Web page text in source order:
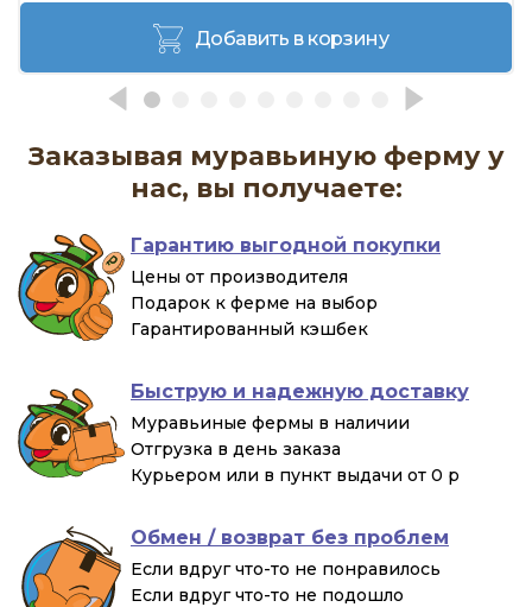
Добавить в корзину
Заказывая муравьиную ферму у
нас, вы получаете:
Гарантию выгодной покупки
Цены от производителя
Подарок к ферме на выбор
Гарантированный кэшбек
Быструю и надежную доставку
Муравьиные фермы в наличии
Отгрузка в день заказа
Курьером или в пункт выдачи от 0 р
Обмен / возврат без проблем
Если вдруг что-то не понравилось
Если вдруг что-то не подошло